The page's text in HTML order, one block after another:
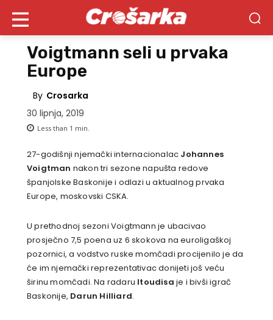
Voigtmann seli u prvaka
Europe
By Crosarka
30 lipnja, 2019
Less than 1 min.
27-godišnji njemački internacionalac Johannes
Voigtman nakon tri sezone napušta redove
španjolske Baskonije i odlazi u aktualnog prvaka
Europe, moskovski CSKA.
U prethodnoj sezoni Voigtmann je ubacivao
prosječno 7,5 poena uz 6 skokova na euroligaškoj
pozornici, a vodstvo ruske momčadi procijenilo je da
će im njemački reprezentativac donijeti još veću
širinu momčadi. Na radaru Itoudisa je i bivši igrač
Baskonije, Darun Hilliard.